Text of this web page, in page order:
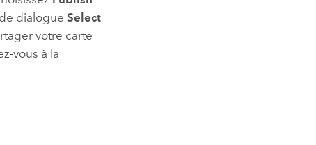
dialogueSelect
votre carte
vous à la